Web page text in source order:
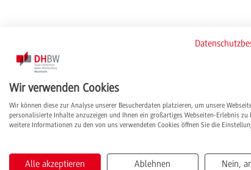
Wir verwenden Cookies
Wir können diese zur Analyse unserer Besucherdaten platzieren, um unsere
personalisierte Inhalte anzuzeigen und Ihnen ein großartiges Webseiten-Erlebnis zu
weitere Informationen zu den von uns verwendeten Cookies öffnen Sie die
Alle akzeptieren Ablehnen Nein,